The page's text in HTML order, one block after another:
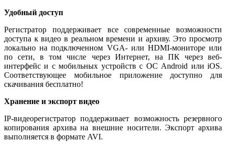
Удобный доступ
Регистратор поддерживает все современные возможности
доступа к видео в реальном времени и архиву. Это просмотр
локально на подключенном VGA- или HDMI-мониторе или
по сети, в том числе через Интернет, на ПК через веб-
интерфейс и с мобильных устройств с ОС Android или iOS.
Соответствующее мобильное приложение доступно для
скачивания бесплатно!
Хранение и экспорт видео
IP-видеорегистратор поддерживает возможность резервного
копирования архива на внешние носители. Экспорт архива
выполняется в формате AVI.